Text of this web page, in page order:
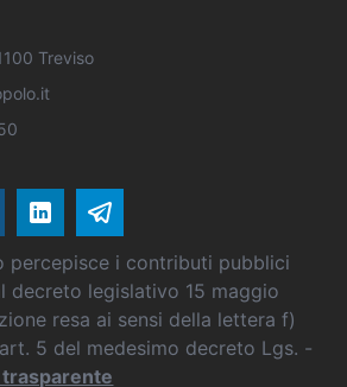
Treviso
percepisce i contributi pubblici
decreto legislativo 15 maggio
resa ai sensi della lettera f)
5 del medesimo decreto Lgs. -